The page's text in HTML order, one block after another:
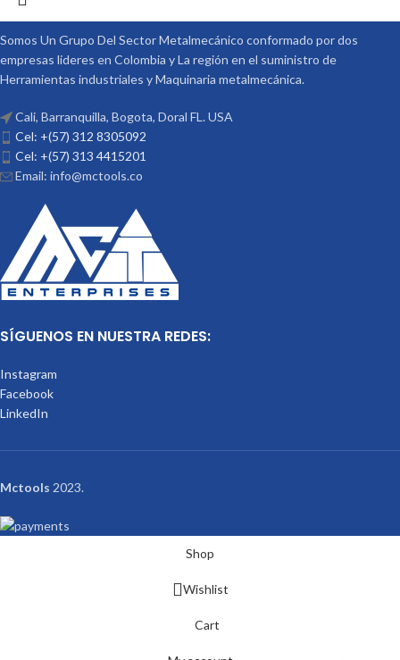
Somos Un Grupo Del Sector Metalmecánico conformado por dos
empresas lideres en Colombia y La región en el suministro de
Herramientas industriales y Maquinaria metalmecánica.
Cali, Barranquilla, Bogota, Doral FL. USA
Cel: +(57) 312 8305092
Cel: +(57) 313 4415201
Email: info@mctools.co
SÍGUENOS EN NUESTRA REDES:
Instagram
Facebook
LinkedIn
Mctools 2023.
Shop
Wishlist
Cart